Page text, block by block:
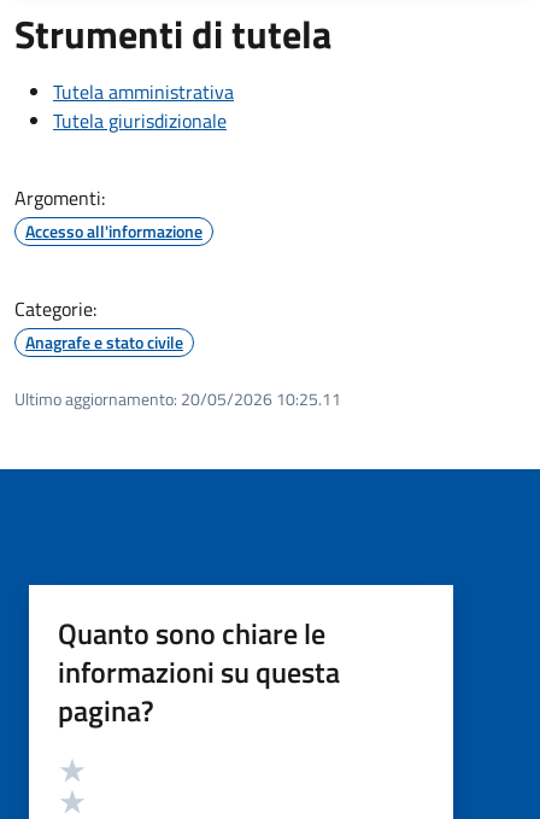
Strumenti di tutela
Tutela amministrativa
Tutela giurisdizionale
Argomenti:
Accesso all'informazione
Categorie:
Anagrafe e stato civile
Ultimo aggiornamento: 20/05/2026 10:25.11
Quanto sono chiare le
informazioni su questa
pagina?
Valutazione